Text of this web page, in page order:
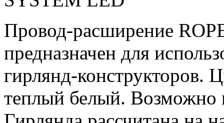
Провод-расширение
предназначен для
гирлянд-конструкторов.
теплый белый. Возможно